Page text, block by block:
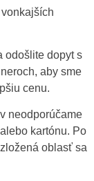
odošlite dopyt s
aby sme
cenu.
neodporúčame
kartónu. Po
oblasť sa